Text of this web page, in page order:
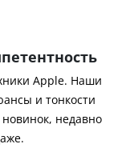
Apple. Наши
и тонкости
недавно